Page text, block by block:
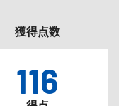
獲得点数
116